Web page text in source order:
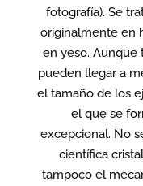
fotografía). Se
originalmente en
en yeso. Aunque
pueden llegar a
el tamaño de los
el que se
excepcional. No
científica
tampoco el